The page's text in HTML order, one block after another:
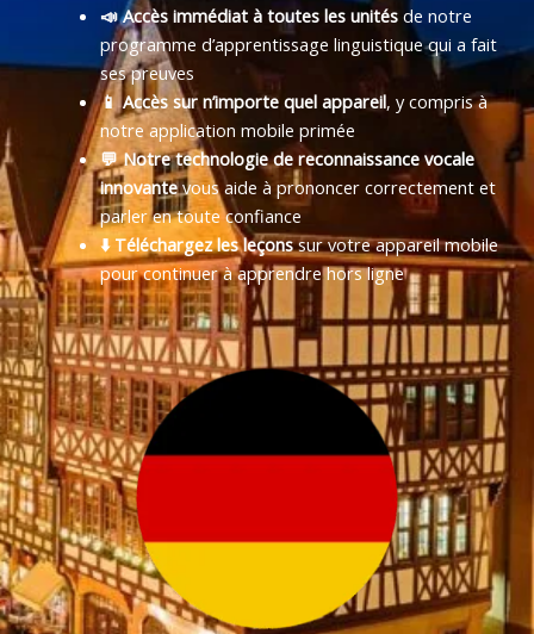
📣 Accès immédiat à toutes les unitésde notre
programme d’apprentissage linguistique qui a fait
ses preuves
📱 Accès sur n’importe quel appareil, y compris à
notre application mobile primée
💬 Notre technologie de reconnaissance vocale
innovantevous aide à prononcer correctement et
parler en toute confiance
⬇️ Téléchargez les leçonssur votre appareil mobile
pour continuer à apprendre hors ligne